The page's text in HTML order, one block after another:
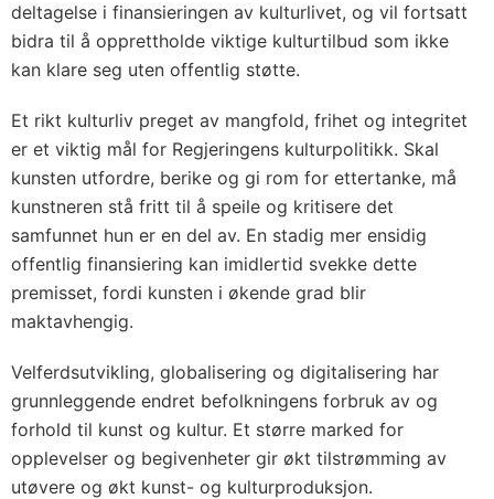
deltagelse i finansieringen av kulturlivet, og vil fortsatt
bidra til å opprettholde viktige kulturtilbud som ikke
kan klare seg uten offentlig støtte.
Et rikt kulturliv preget av mangfold, frihet og integritet
er et viktig mål for Regjeringens kulturpolitikk. Skal
kunsten utfordre, berike og gi rom for ettertanke, må
kunstneren stå fritt til å speile og kritisere det
samfunnet hun er en del av. En stadig mer ensidig
offentlig finansiering kan imidlertid svekke dette
premisset, fordi kunsten i økende grad blir
maktavhengig.
Velferdsutvikling, globalisering og digitalisering har
grunnleggende endret befolkningens forbruk av og
forhold til kunst og kultur. Et større marked for
opplevelser og begivenheter gir økt tilstrømming av
utøvere og økt kunst- og kulturproduksjon.